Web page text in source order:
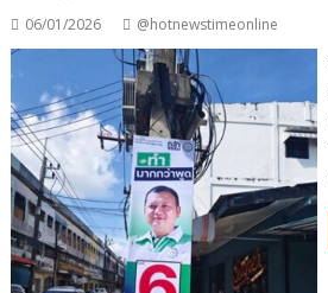
06/01/2026 @hotnewstimeonline